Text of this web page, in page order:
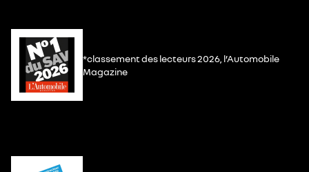
*classement des lecteurs 2026, l’Automobile
Magazine